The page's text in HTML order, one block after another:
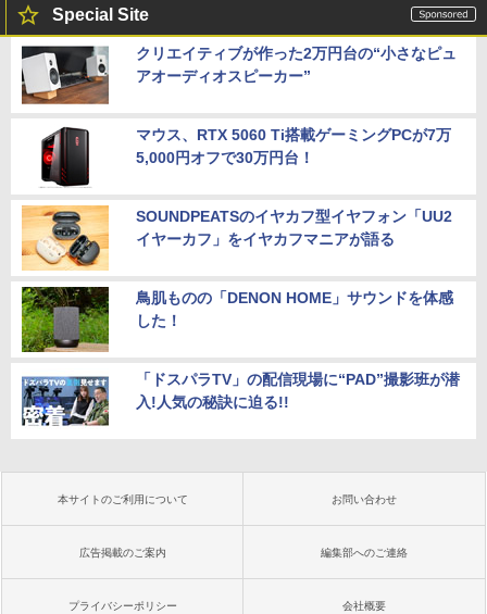
Special Site
クリエイティブが作った2万円台の“小さなピュ
アオーディオスピーカー”
マウス、RTX 5060 Ti搭載ゲーミングPCが7万
5,000円オフで30万円台！
SOUNDPEATSのイヤカフ型イヤフォン「UU2
イヤーカフ」をイヤカフマニアが語る
鳥肌ものの「DENON HOME」サウンドを体感
した！
「ドスパラTV」の配信現場に“PAD”撮影班が潜
入!人気の秘訣に迫る!!
本サイトのご利用について お問い合わせ
広告掲載のご案内 編集部へのご連絡
プライバシーポリシー 会社概要